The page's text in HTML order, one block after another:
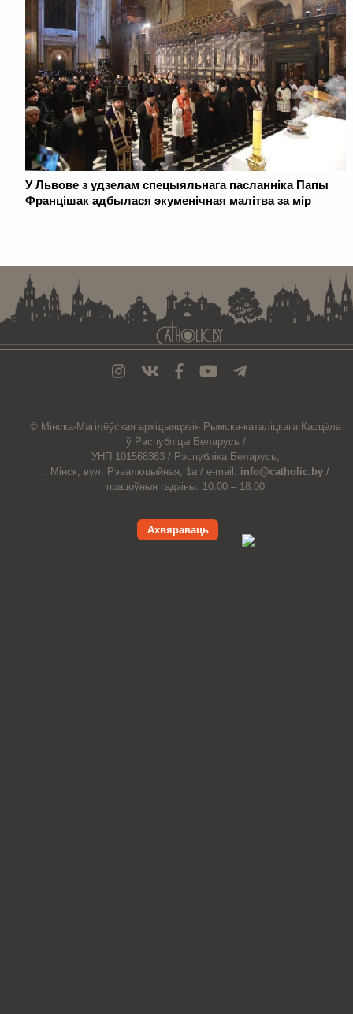
У Львове з удзелам спецыяльнага пасланніка Папы
Францішак адбылася экуменічная малітва за мір
© Мiнска-Магiлёўская архiдыяцэзiя Рымска-каталіцкага Касцёла
ў Рэспубліцы Беларусь /
УНП 101568363 / Рэспубліка Беларусь,
г. Мінск, вул. Рэвалюцыйная, 1а / e-mail: info@catholic.by /
працоўныя гадзіны: 10.00 – 18.00
Ахвяраваць